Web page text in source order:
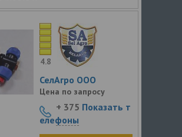
4.8
СелАгро ООО
Цена по запросу
+ 375 Показать т
елефоны